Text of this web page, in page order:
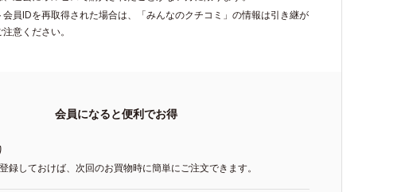
会員IDを再取得された場合は、「みんなのクチコミ」の情報は引き継が
意ください。
会員になると便利でお得
録しておけば、次回のお買物時に簡単にご注文できます。